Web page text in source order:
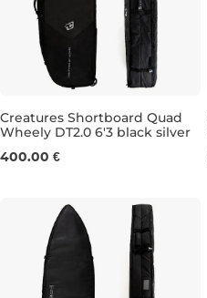
6'3"
Creatures Shortboard Quad
Wheely DT2.0 6'3 black silver
400.00 €